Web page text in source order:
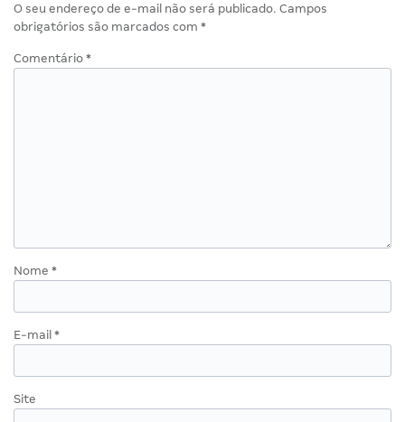
O seu endereço de e-mail não será publicado. Campos
obrigatórios são marcados com *
Comentário *
Nome *
E-mail *
Site